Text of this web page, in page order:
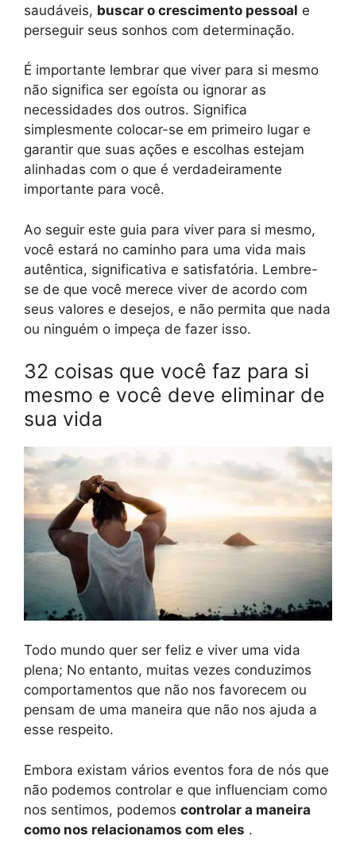
saudáveis, buscar o crescimento pessoal e
perseguir seus sonhos com determinação.
É importante lembrar que viver para si mesmo
não significa ser egoísta ou ignorar as
necessidades dos outros. Significa
simplesmente colocar-se em primeiro lugar e
garantir que suas ações e escolhas estejam
alinhadas com o que é verdadeiramente
importante para você.
Ao seguir este guia para viver para si mesmo,
você estará no caminho para uma vida mais
autêntica, significativa e satisfatória. Lembre-
se de que você merece viver de acordo com
seus valores e desejos, e não permita que nada
ou ninguém o impeça de fazer isso.
32 coisas que você faz para si
mesmo e você deve eliminar de
sua vida
Todo mundo quer ser feliz e viver uma vida
plena; No entanto, muitas vezes conduzimos
comportamentos que não nos favorecem ou
pensam de uma maneira que não nos ajuda a
esse respeito.
Embora existam vários eventos fora de nós que
não podemos controlar e que influenciam como
nos sentimos, podemos controlar a maneira
como nos relacionamos com eles .